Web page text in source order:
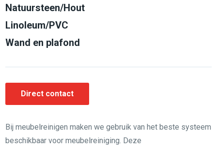
Natuursteen/Hout
Linoleum/PVC
Wand en plafond
Direct contact
Bij meubelreinigen maken we gebruik van het beste systeem
beschikbaar voor meubelreiniging. Deze